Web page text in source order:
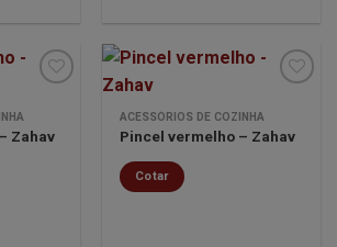
Minha
Zahav
Minha
ACESSÓRIOS DE COZINHA
Pincel vermelho – Zahav
Cotar